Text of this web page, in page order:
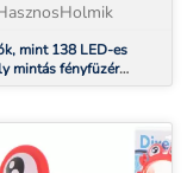
mint 138 LED-es
mintás fényfüzér
- hideg fehér